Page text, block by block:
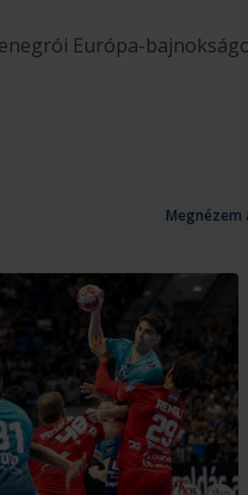
Európa-
Megnézem